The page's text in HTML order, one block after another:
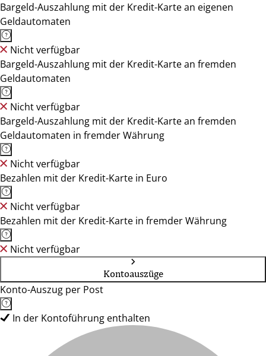
Bargeld-Auszahlung mit der Kredit-Karte an eigenen
Geldautomaten
Nicht verfügbar
Bargeld-Auszahlung mit der Kredit-Karte an fremden
Geldautomaten
Nicht verfügbar
Bargeld-Auszahlung mit der Kredit-Karte an fremden
Geldautomaten in fremder Währung
Nicht verfügbar
Bezahlen mit der Kredit-Karte in Euro
Nicht verfügbar
Bezahlen mit der Kredit-Karte in fremder Währung
Nicht verfügbar
Kontoauszüge
Konto-Auszug per Post
In der Kontoführung enthalten